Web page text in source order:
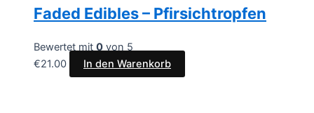
Faded Edibles – Pfirsichtropfen
Bewertet mit 0 von 5
€21.00 In den Warenkorb